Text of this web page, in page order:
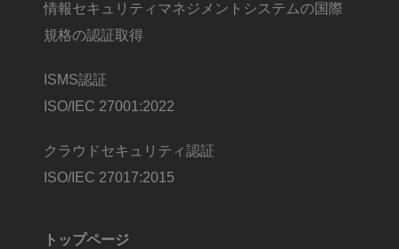
情報セキュリティマネジメントシステムの国際
規格の認証取得
ISMS認証
ISO/IEC 27001:2022
クラウドセキュリティ認証
ISO/IEC 27017:2015
トップページ